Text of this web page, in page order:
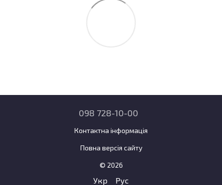
098 728-10-00
Контактна інформація
Повна версія сайту
© 2026
Укр Рус